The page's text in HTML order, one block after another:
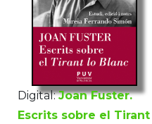
Digital: Joan Fuster.
Escrits sobre el Tirant